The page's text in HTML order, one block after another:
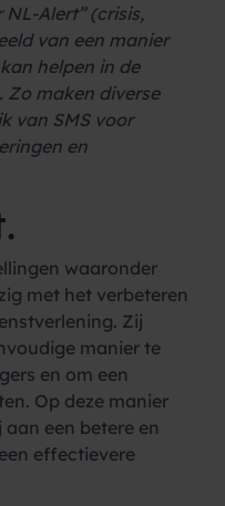
Alert” (crisis,
van een manier
helpen in de
maken diverse
van SMS voor
en
.
waaronder
met het verbeteren
Zij
manier te
en om een
Op deze manier
een betere en
effectievere